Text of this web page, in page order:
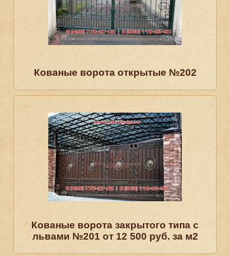
Кованые ворота открытые №202
Кованые ворота закрытого типа с
львами №201 от 12 500 руб. за м2